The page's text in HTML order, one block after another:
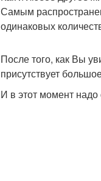
Самым
одинаковых
После того, как Вы
присутствует
И в этот момент надо